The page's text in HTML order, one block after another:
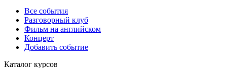
Все события
Разговорный клуб
Фильм на английском
Концерт
Добавить событие
Каталог курсов